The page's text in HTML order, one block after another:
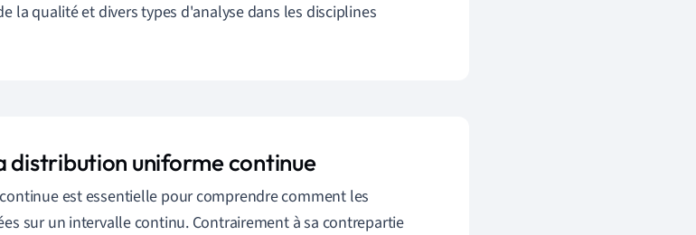
la qualité et divers types d'analyse dans les disciplines
distribution uniforme continue
est essentielle pour comprendre comment les
sur un intervalle continu. Contrairement à sa contrepartie